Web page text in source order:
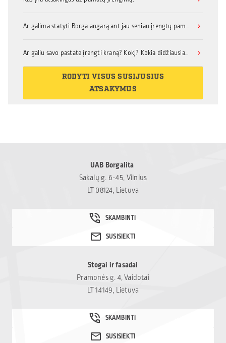
Ar galima statyti Borga angarą ant jau seniau įrengtų pamatų?
Ar galiu savo pastate įrengti kraną? Kokį? Kokia didžiausia keliamoji galia?
RODYTI VISUS SUSIJUSIUS
ATSAKYMUS
UAB Borgalita
Sakalų g. 6-45, Vilnius
LT 08124, Lietuva
Stogai ir fasadai
Pramonės g. 4, Vaidotai
LT 14149, Lietuva